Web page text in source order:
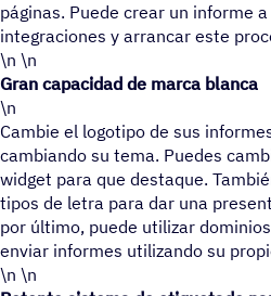
páginas. Puede crear un informe
integraciones y arrancar este
\n \n
Gran capacidad de marca blanca
\n
Cambie el logotipo de sus
cambiando su tema. Puedes
widget para que destaque.
tipos de letra para dar una
por último, puede utilizar
enviar informes utilizando su
\n \n